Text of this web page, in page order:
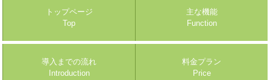
トップページ
Top
主な機能
Function
導入までの流れ
Introduction
料金プラン
Price